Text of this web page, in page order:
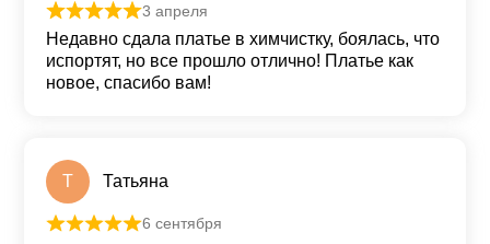
Оценка 5из 5
3 апреля
Недавно сдала платье в химчистку, боялась, что
испортят, но все прошло отлично! Платье как
новое, спасибо вам!
Т Татьяна
Оценка
6 сентября